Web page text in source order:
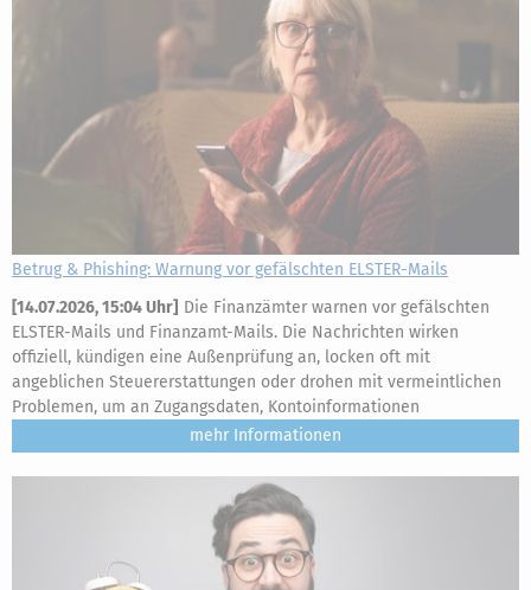
Betrug & Phishing: Warnung vor gefälschten ELSTER-Mails
[14.07.2026, 15:04 Uhr] Die Finanzämter warnen vor gefälschten
ELSTER-Mails und Finanzamt-Mails. Die Nachrichten wirken
offiziell, kündigen eine Außenprüfung an, locken oft mit
angeblichen Steuererstattungen oder drohen mit vermeintlichen
Problemen, um an Zugangsdaten, Kontoinformationen
mehr